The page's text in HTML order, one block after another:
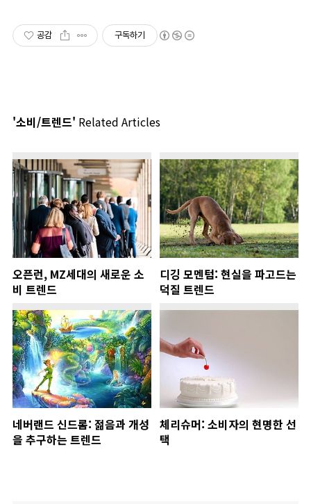
공감 구독하기
'소비/트렌드' Related Articles
오픈런, MZ세대의 새로운 소
비 트렌드
디깅 모멘텀: 현실을 파고드는
덕질 트렌드
네버랜드 신드롬: 젊음과 개성
을 추구하는 트렌드
체리슈머: 소비자의 현명한 선
택